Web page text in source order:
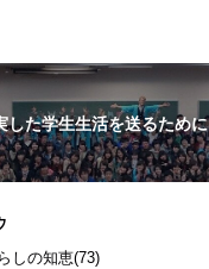
した学生生活を送るために
しの知恵(73)